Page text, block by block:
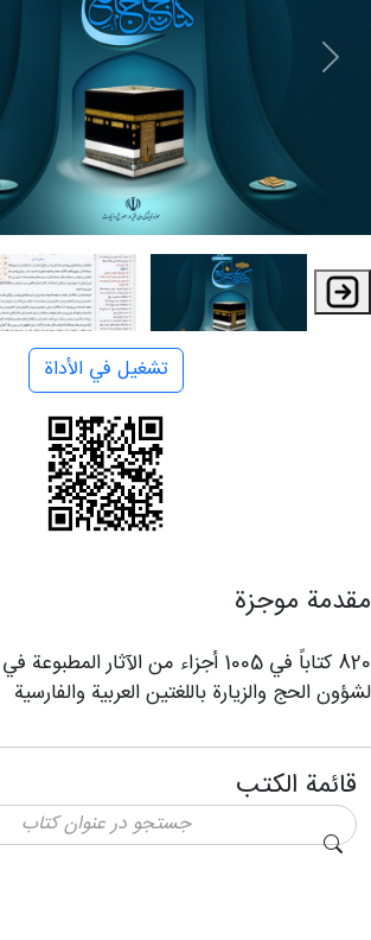
تشغيل في الأداة
مقدمة موجزة
820 كتاباً في 1005 أجزاء من الآثار
لشؤون الحج والزيارة باللغتين العربية والفارسية
قائمة الكتب